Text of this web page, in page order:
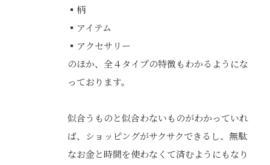
▪️柄
▪️アイテム
▪️アクセサリー
のほか、全４タイプの特徴もわかるようにな
っております。
似合うものと似合わないものがわかっていれ
ば、ショッピングがサクサクできるし、無駄
なお金と時間を使わなくて済むようにもなり